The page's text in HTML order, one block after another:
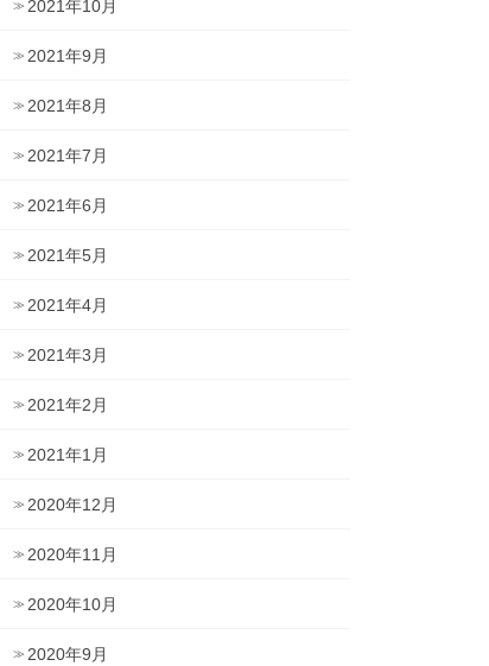
2021年10月
2021年9月
2021年8月
2021年7月
2021年6月
2021年5月
2021年4月
2021年3月
2021年2月
2021年1月
2020年12月
2020年11月
2020年10月
2020年9月